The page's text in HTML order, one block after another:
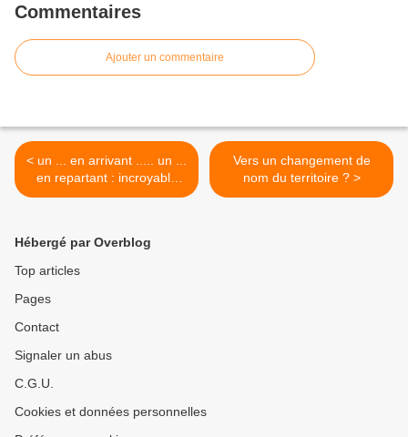
Commentaires
Ajouter un commentaire
< un ... en arrivant ..... un ...
en repartant : incroyable
mais vrai
Vers un changement de
nom du territoire ? >
Hébergé par Overblog
Top articles
Pages
Contact
Signaler un abus
C.G.U.
Cookies et données personnelles